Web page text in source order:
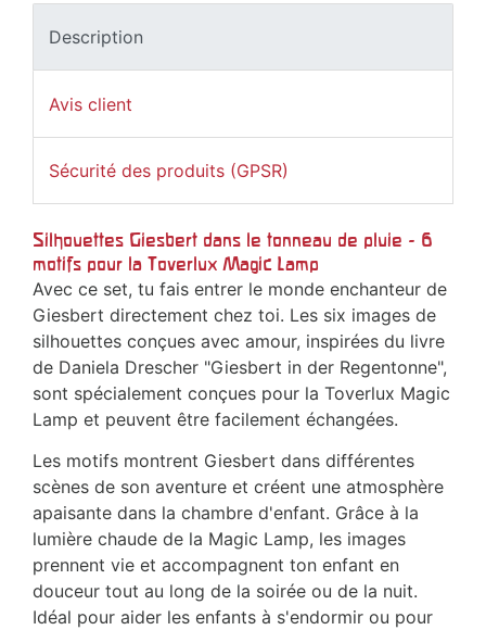
Description
Avis client
Sécurité des produits (GPSR)
Silhouettes Giesbert dans le tonneau de pluie - 6
motifs pour la Toverlux Magic Lamp
Avec ce set, tu fais entrer le monde enchanteur de
Giesbert directement chez toi. Les six images de
silhouettes conçues avec amour, inspirées du livre
de Daniela Drescher "Giesbert in der Regentonne",
sont spécialement conçues pour la Toverlux Magic
Lamp et peuvent être facilement échangées.
Les motifs montrent Giesbert dans différentes
scènes de son aventure et créent une atmosphère
apaisante dans la chambre d'enfant. Grâce à la
lumière chaude de la Magic Lamp, les images
prennent vie et accompagnent ton enfant en
douceur tout au long de la soirée ou de la nuit.
Idéal pour aider les enfants à s'endormir ou pour